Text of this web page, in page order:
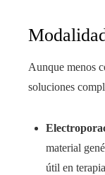
Aunque menos
soluciones
material
útil en